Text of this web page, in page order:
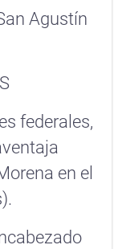
Agustín
federales,
en el